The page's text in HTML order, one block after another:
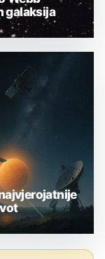
galaksija